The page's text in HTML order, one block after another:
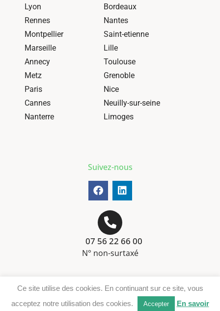
Lyon
Bordeaux
Rennes
Nantes
Montpellier
Saint-etienne
Marseille
Lille
Annecy
Toulouse
Metz
Grenoble
Paris
Nice
Cannes
Neuilly-sur-seine
Nanterre
Limoges
Suivez-nous
07 56 22 66 00
N° non-surtaxé
Téléchargement DER
Ce site utilise des cookies. En continuant sur ce site, vous
acceptez notre utilisation des cookies.
Accepter En savoir